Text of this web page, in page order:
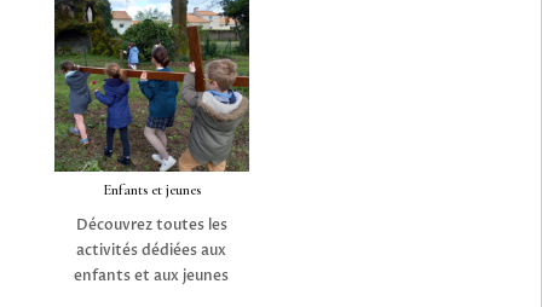
Enfants et jeunes
Découvrez toutes les
activités dédiées aux
enfants et aux jeunes